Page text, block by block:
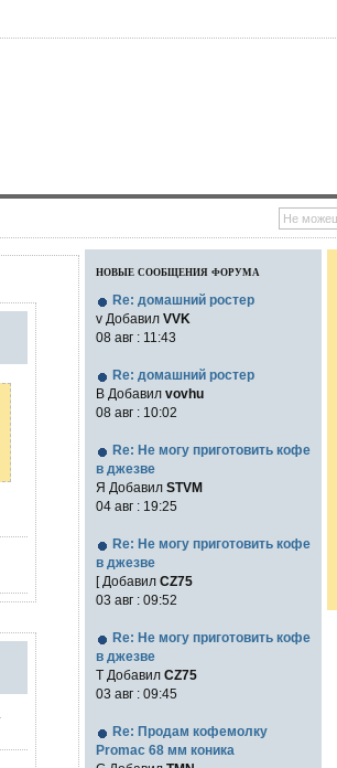
новые сообщения форума
Re: домашний ростер
v Добавил VVK
08 авг : 11:43
Re: домашний ростер
В Добавил vovhu
08 авг : 10:02
Re: Не могу приготовить кофе
в джезве
Я Добавил STVM
04 авг : 19:25
Re: Не могу приготовить кофе
в джезве
[ Добавил CZ75
03 авг : 09:52
Re: Не могу приготовить кофе
в джезве
Т Добавил CZ75
03 авг : 09:45
Re: Продам кофемолку
Promac 68 мм коника